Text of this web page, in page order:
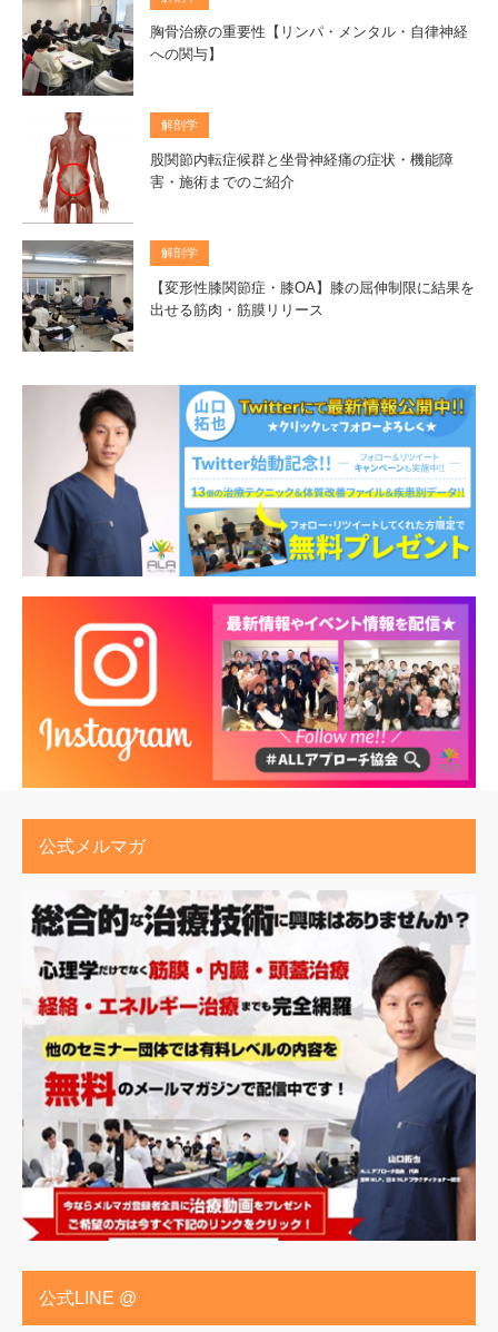
胸骨治療の重要性【リンパ・メンタル・自律神経
への関与】
解剖学
股関節内転症候群と坐骨神経痛の症状・機能障
害・施術までのご紹介
解剖学
【変形性膝関節症・膝OA】膝の屈伸制限に結果を
出せる筋肉・筋膜リリース
公式メルマガ
公式LINE @